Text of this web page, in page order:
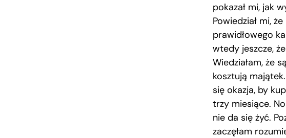
pokazał mi, jak
Powiedział mi,
prawidłowego
wtedy jeszcze,
Wiedziałam, że
kosztują
się okazja, by
trzy miesiące.
nie da się żyć.
zaczęłam